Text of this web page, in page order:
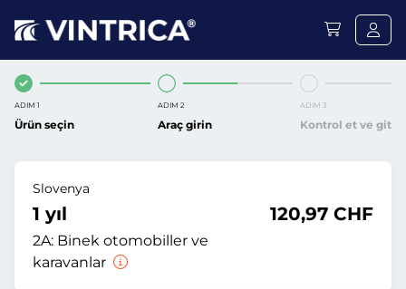
ADIM 1
Ürün seçin
ADIM 2
Araç girin
ADIM 3
Kontrol et ve git
Slovenya
1 yıl
2A: Binek otomobiller ve
karavanlar
120,97 CHF